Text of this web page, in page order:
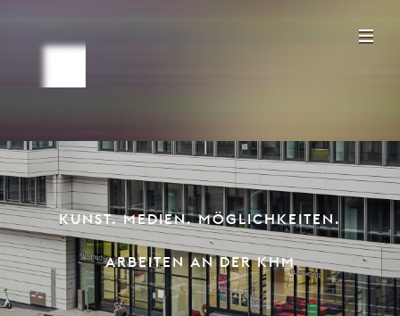
KUNST. MEDIEN. MÖGLICHKEITEN.
ARBEITEN AN DER KHM